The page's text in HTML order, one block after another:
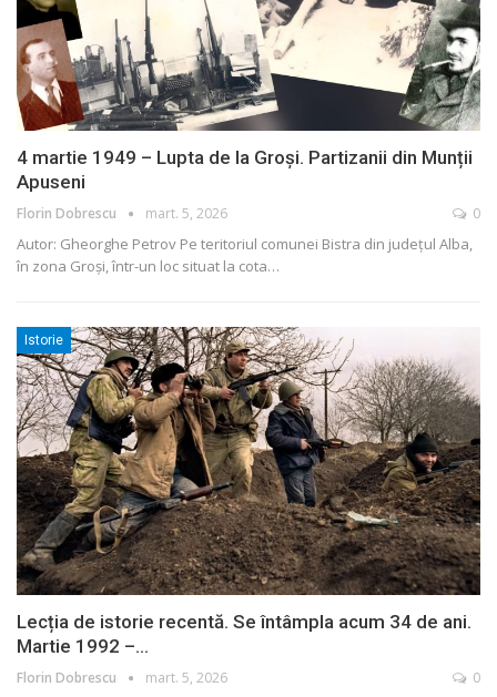
4 martie 1949 – Lupta de la Groși. Partizanii din Munții
Apuseni
Florin Dobrescu mart. 5, 2026 0
Autor: Gheorghe Petrov Pe teritoriul comunei Bistra din județul Alba,
în zona Groși, într-un loc situat la cota…
Istorie
Lecția de istorie recentă. Se întâmpla acum 34 de ani.
Martie 1992 –…
Florin Dobrescu mart. 5, 2026 0